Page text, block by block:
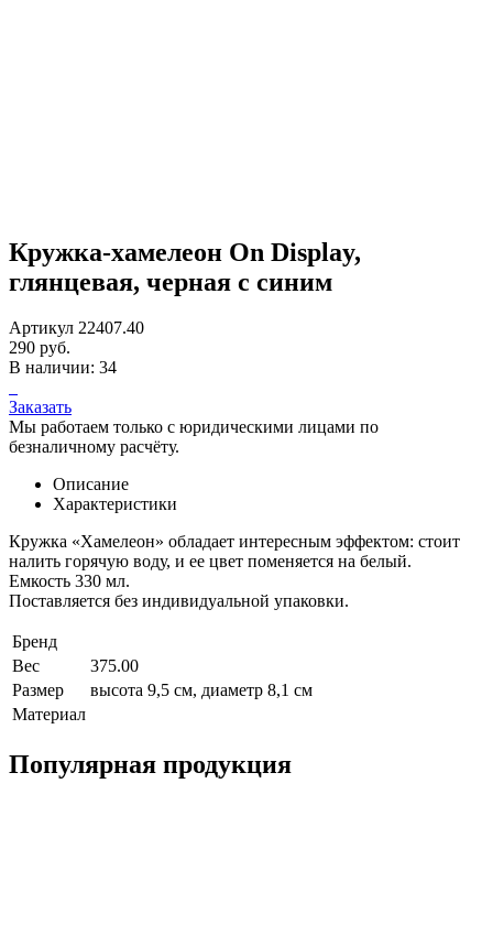
Кружка-хамелеон On Display,
глянцевая, черная с синим
Артикул 22407.40
290 руб.
В наличии: 34
Заказать
Мы работаем только с юридическими лицами по
безналичному расчёту.
Описание
Характеристики
Кружка «Хамелеон» обладает интересным эффектом: стоит
налить горячую воду, и ее цвет поменяется на белый.
Емкость 330 мл.
Поставляется без индивидуальной упаковки.
Бренд
Вес
375.00
Размер
высота 9,5 см, диаметр 8,1 см
Материал
Популярная продукция